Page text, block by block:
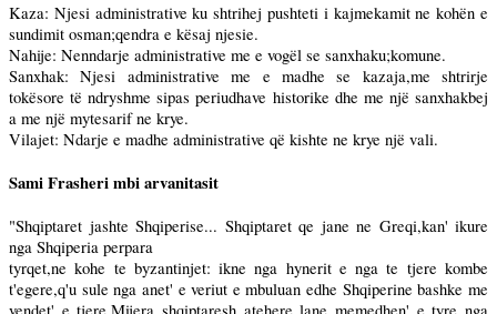
Kaza: Njesi administrative ku shtrihej pushteti i kajmekamit ne kohën e
sundimit osman;qendra e kësaj njesie.
Nahije: Nenndarje administrative me e vogël se sanxhaku;komune.
Sanxhak: Njesi administrative me e madhe se kazaja,me shtrirje
tokësore të ndryshme sipas periudhave historike dhe me një sanxhakbej
a me një mytesarif ne krye.
Vilajet: Ndarje e madhe administrative që kishte ne krye një vali.
Sami Frasheri mbi arvanitasit
"Shqiptaret jashte Shqiperise... Shqiptaret qe jane ne Greqi,kan' ikure
nga Shqiperia perpara
tyrqet,ne kohe te byzantinjet: ikne nga hynerit e nga te tjere kombe
t'egere,q'u sule nga anet' e veriut e mbuluan edhe Shqiperine bashke me